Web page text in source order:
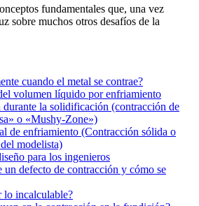
fundamentales que, una vez
sobre muchos otros desafíos de la
cuando el metal se contrae?
volumen líquido por enfriamiento
durante la solidificación (contracción de
o «Mushy-Zone»)
de enfriamiento (Contracción sólida o
modelista)
para los ingenieros
un defecto de contracción y cómo se
lo incalculable?